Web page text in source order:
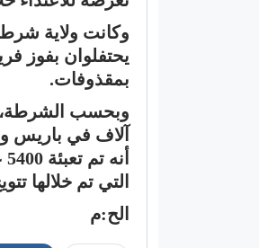
وكانت ولاية
يحتفلوان بفوز
بمقذوفات.
آلاف في باريس
التي تم خلالها
الح:م